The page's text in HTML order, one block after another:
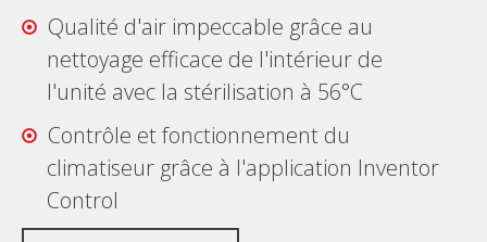
Qualité d'air impeccable grâce au
nettoyage efficace de l'intérieur de
l'unité avec la stérilisation à 56°C
Contrôle et fonctionnement du
climatiseur grâce à l'application Inventor
Control